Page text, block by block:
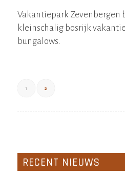
Vakantiepark Zevenbergen
kleinschalig bosrijk
bungalows.
1 2
RECENT NIEUWS